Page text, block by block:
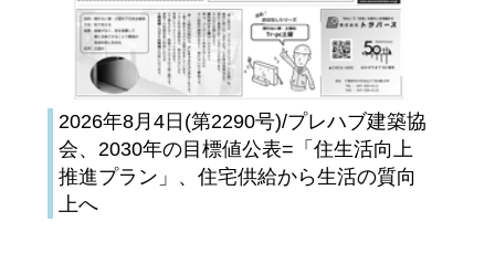
2026年8月4日(第2290号)/プレハブ建築協
会、2030年の目標値公表=「住生活向上
推進プラン」、住宅供給から生活の質向
上へ